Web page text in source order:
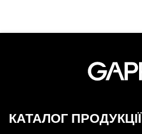
КАТАЛОГ ПРОДУКЦІЇ